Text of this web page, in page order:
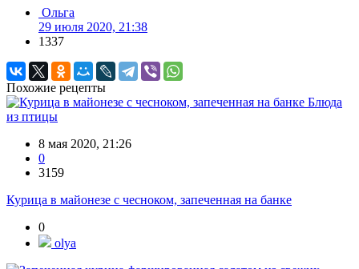
Ольга
29 июля 2020, 21:38
1337
Похожие рецепты
Блюда
из птицы
8 мая 2020, 21:26
0
3159
Курица в майонезе с чесноком, запеченная на банке
0
olya